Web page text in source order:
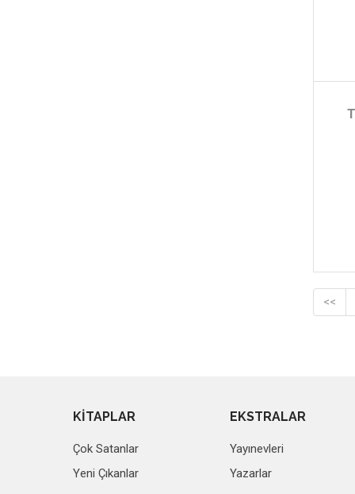
<<
KİTAPLAR
Çok Satanlar
Yeni Çıkanlar
EKSTRALAR
Yayınevleri
Yazarlar